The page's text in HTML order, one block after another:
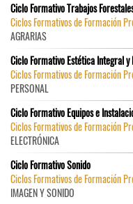
Ciclo Formativo Trabajos
Ciclos Formativos de Formación
AGRARIAS
Ciclo Formativo Estética Integral y
Ciclos Formativos de Formación
PERSONAL
Ciclo Formativo Equipos e
Ciclos Formativos de Formación
ELECTRÓNICA
Ciclo Formativo Sonido
Ciclos Formativos de Formación
IMAGEN Y SONIDO